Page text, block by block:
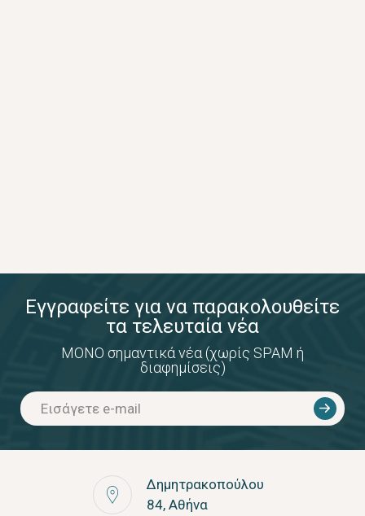
Εγγραφείτε για να παρακολουθείτε
τα τελευταία νέα
ΜΟΝΟ σημαντικά νέα (χωρίς SPAM ή
διαφημίσεις)
Δημητρακοπούλου
84, Αθήνα